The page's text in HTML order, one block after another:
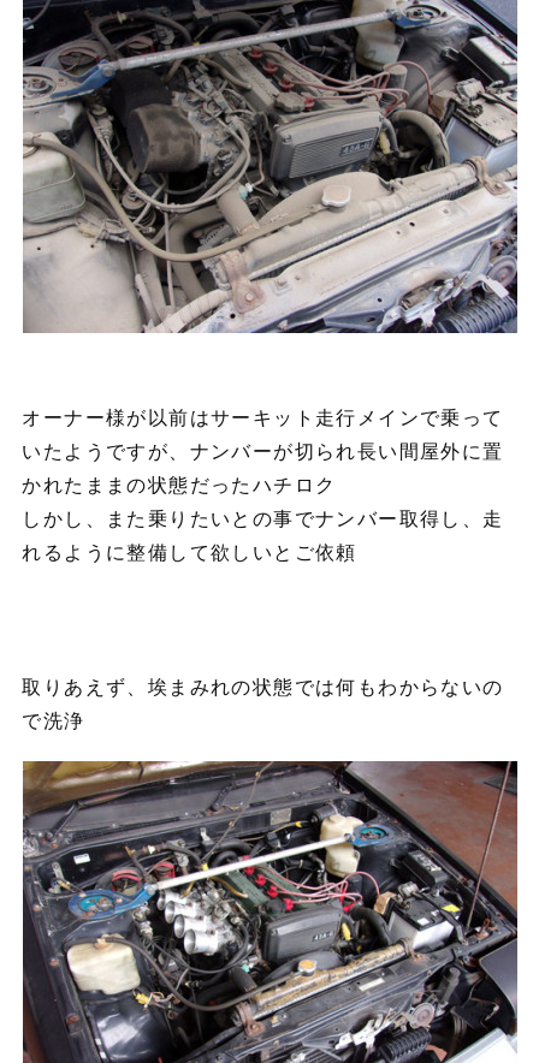
オーナー様が以前はサーキット走行メインで乗って
いたようですが、ナンバーが切られ長い間屋外に置
かれたままの状態だったハチロク
しかし、また乗りたいとの事でナンバー取得し、走
れるように整備して欲しいとご依頼
取りあえず、埃まみれの状態では何もわからないの
で洗浄